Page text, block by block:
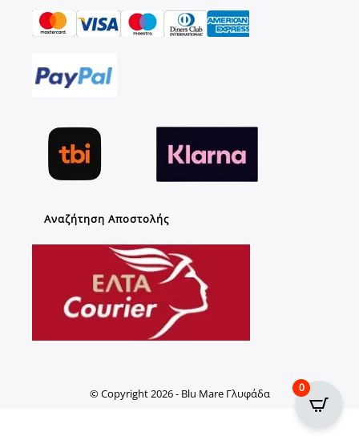
Αναζήτηση Αποστολής
© Copyright 2026 - Blu Mare Γλυφάδα 0